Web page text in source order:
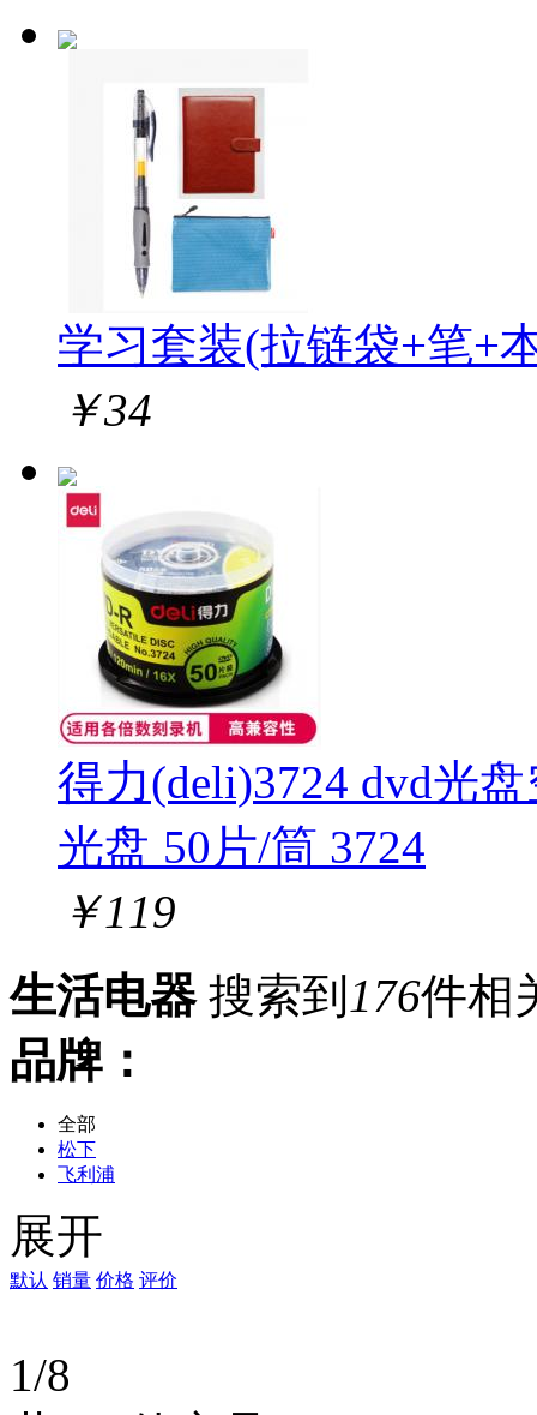
学习套装(拉链袋+笔+
￥34
得力(deli)3724 dvd光
光盘 50片/筒 3724
￥119
生活电器搜索到 176件相
品牌：
全部
松下
飞利浦
小米
得力
华为
莫顿（MODUN）
展开
默认 销量 价格 评价
1/8